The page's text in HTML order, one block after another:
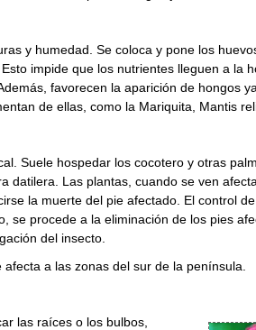
y humedad. Se coloca y pone los
impide que los nutrientes lleguen a la
favorecen la aparición de hongos
de ellas, como la Mariquita, Mantis
Suele hospedar los cocotero y otras
datilera. Las plantas, cuando se ven
la muerte del pie afectado. El control
se procede a la eliminación de los pies
del insecto.
a las zonas del sur de la península.
las raíces o los bulbos,